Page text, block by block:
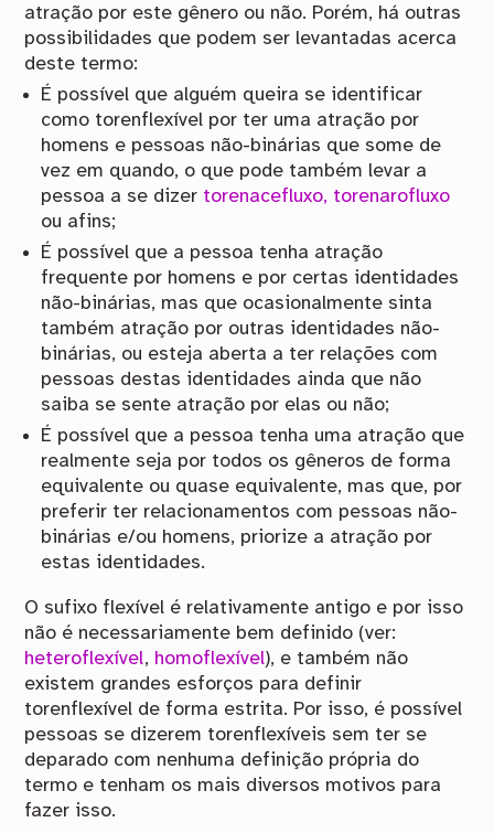
atração por este gênero ou não. Porém, há outras
possibilidades que podem ser levantadas acerca
deste termo:
É possível que alguém queira se identificar
como torenflexível por ter uma atração por
homens e pessoas não-binárias que some de
vez em quando, o que pode também levar a
pessoa a se dizer torenacefluxo, torenarofluxo
ou afins;
É possível que a pessoa tenha atração
frequente por homens e por certas identidades
não-binárias, mas que ocasionalmente sinta
também atração por outras identidades não-
binárias, ou esteja aberta a ter relações com
pessoas destas identidades ainda que não
saiba se sente atração por elas ou não;
É possível que a pessoa tenha uma atração que
realmente seja por todos os gêneros de forma
equivalente ou quase equivalente, mas que, por
preferir ter relacionamentos com pessoas não-
binárias e/ou homens, priorize a atração por
estas identidades.
O sufixo flexível é relativamente antigo e por isso
não é necessariamente bem definido (ver:
heteroflexível, homoflexível), e também não
existem grandes esforços para definir
torenflexível de forma estrita. Por isso, é possível
pessoas se dizerem torenflexíveis sem ter se
deparado com nenhuma definição própria do
termo e tenham os mais diversos motivos para
fazer isso.